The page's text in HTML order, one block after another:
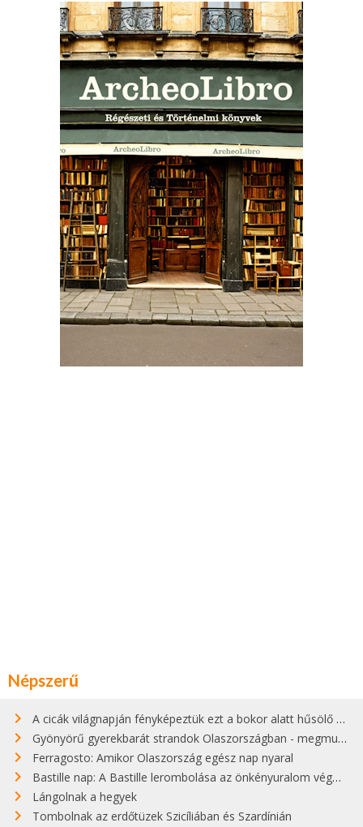
Népszerű
A cicák világnapján fényképeztük ezt a bokor alatt hűsölő cicát Kisorosziban
Gyönyörű gyerekbarát strandok Olaszországban - megmutatjuk a 15 legjobbat
Ferragosto: Amikor Olaszország egész nap nyaral
Bastille nap: A Bastille lerombolása az önkényuralom végét jelentette
Lángolnak a hegyek
Tombolnak az erdőtüzek Szicíliában és Szardínián